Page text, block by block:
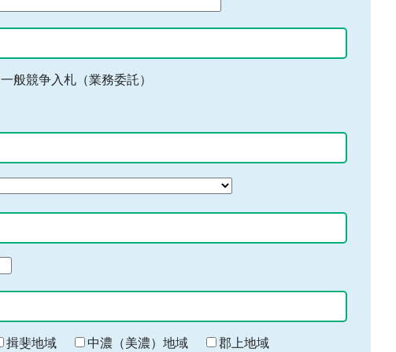
一般競争入札（業務委託）
揖斐地域 中濃（美濃）地域 郡上地域